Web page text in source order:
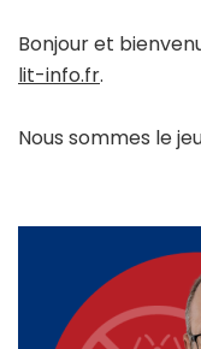
Bonjour et
lit-info.fr.
Nous sommes le